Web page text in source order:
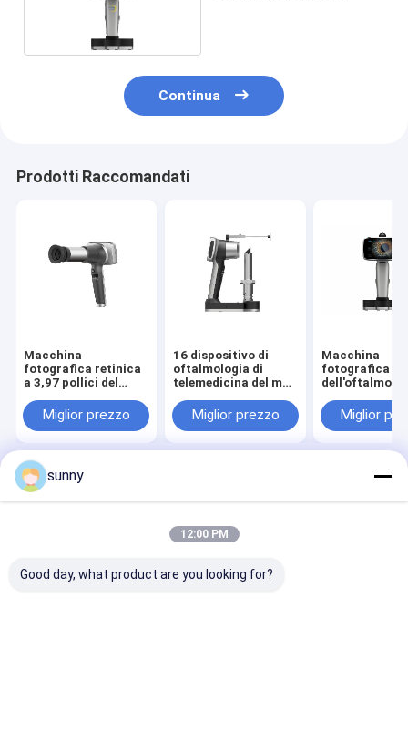
Continua
Prodotti Raccomandati
Macchina
fotografica retinica
a 3,97 pollici del
DigitalMiglior prezzo
16 dispositivo di
oftalmologia di
telemedicina del mp
Miglior prezzo
Macchina
fotografica
fessura
mano
Miglior
Mappa del sito
Privacy Policy
Scanner ad ultrasuoni portatileFabbrica cinese.Copyright ©
2026 Wuxi Biomedical Technology Co., Ltd.. All Rights Reserved.
sunny
12:00 PM
Good day, what product are you looking for?